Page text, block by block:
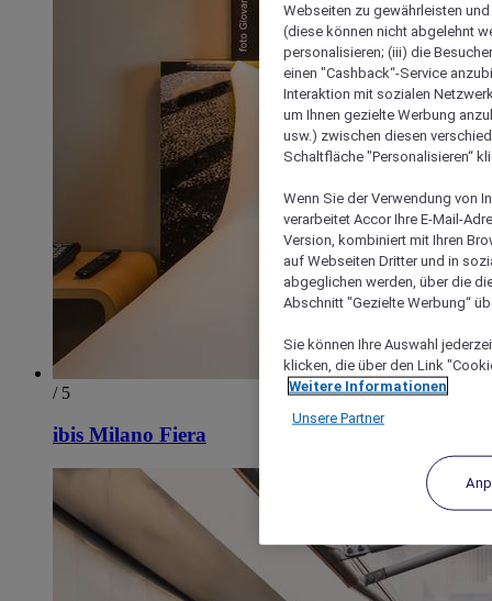
/ 5
ibis Milano Fiera
Webseiten zu gewährleisten
(diese können nicht abgelehnt
personalisieren; (iii) die
einen "Cashback“-Service
Interaktion mit sozialen
um Ihnen gezielte Werbung
usw.) zwischen diesen
Schaltfläche "Personalisieren“
Wenn Sie der Verwendung von
verarbeitet Accor Ihre E-Mail-
Version, kombiniert mit Ihren
auf Webseiten Dritter und in
abgeglichen werden, über die
Abschnitt "Gezielte Werbung“
Sie können Ihre Auswahl
klicken, die über den Link
Weitere Informationen
Unsere Partner